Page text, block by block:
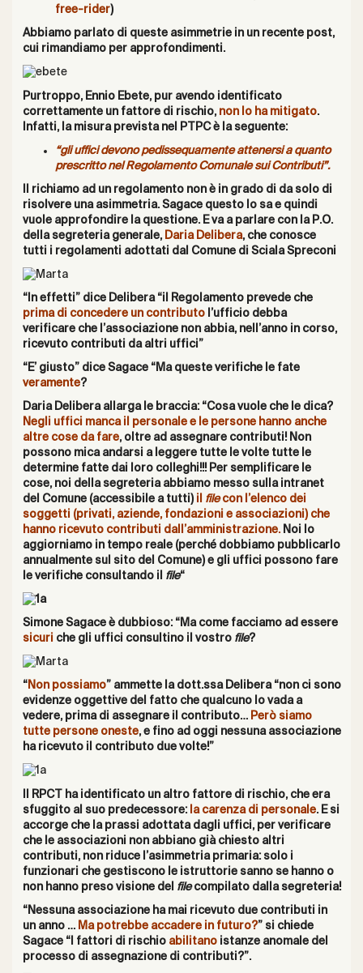
free-rider)
Abbiamo parlato di queste asimmetrie in un recente post,
cui rimandiamo per approfondimenti.
Purtroppo, Ennio Ebete, pur avendo identificato
correttamente un fattore di rischio, non lo ha mitigato.
Infatti, la misura prevista nel PTPC è la seguente:
“gli uffici devono pedissequamente attenersi a quanto
prescritto nel Regolamento Comunale sui Contributi”.
Il richiamo ad un regolamento non è in grado di da solo di
risolvere una asimmetria. Sagace questo lo sa e quindi
vuole approfondire la questione. E va a parlare con la P.O.
della segreteria generale, Daria Delibera, che conosce
tutti i regolamenti adottati dal Comune di Sciala Spreconi
“In effetti” dice Delibera “il Regolamento prevede che
prima di concedere un contributol’ufficio debba
verificare che l’associazione non abbia, nell’anno in corso,
ricevuto contributi da altri uffici”
“E’ giusto” dice Sagace “Ma queste verifiche le fate
veramente?
Daria Delibera allarga le braccia: “Cosa vuole che le dica?
Negli uffici manca il personale e le persone hanno anche
altre cose da fare, oltre ad assegnare contributi! Non
possono mica andarsi a leggere tutte le volte tutte le
determine fatte dai loro colleghi!!! Per semplificare le
cose, noi della segreteria abbiamo messo sulla intranet
del Comune (accessibile a tutti) il filecon l’elenco dei
soggetti (privati, aziende, fondazioni e associazioni) che
hanno ricevuto contributi dall’amministrazione.Noi lo
aggiorniamo in tempo reale (perché dobbiamo pubblicarlo
annualmente sul sito del Comune) e gli uffici possono fare
le verifiche consultando il
file“
Simone Sagace è dubbioso: “Ma come facciamo ad essere
sicuri che gli uffici consultino il vostro file?
“Non possiamo” ammette la dott.ssa Delibera “non ci sono
evidenze oggettive del fatto che qualcuno lo vada a
vedere, prima di assegnare il contributo… Però siamo
tutte persone oneste, e fino ad oggi nessuna associazione
ha ricevuto il contributo due volte!”
Il RPCT ha identificato un altro fattore di rischio, che era
sfuggito al suo predecessore: la carenza di personale. E si
accorge che la prassi adottata dagli uffici, per verificare
che le associazioni non abbiano già chiesto altri
contributi, non riduce l’asimmetria primaria: solo i
funzionari che gestiscono le istruttorie sanno se hanno o
non hanno preso visione del filecompilato dalla segreteria!
“Nessuna associazione ha mai ricevuto due contributi in
un anno … Ma potrebbe accadere in futuro?” si chiede
Sagace “I fattori di rischio abilitanoistanze anomale del
processo di assegnazione di contributi?”.